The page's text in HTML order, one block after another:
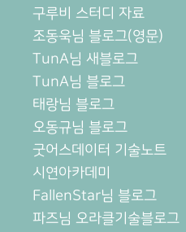
구루비 스터디 자료
조동욱님 블로그(영문)
TunA님 새블로그
TunA님 블로그
태랑님 블로그
오동규님 블로그
굿어스데이터 기술노트
시연아카데미
FallenStar님 블로그
파즈님 오라클기술블로그